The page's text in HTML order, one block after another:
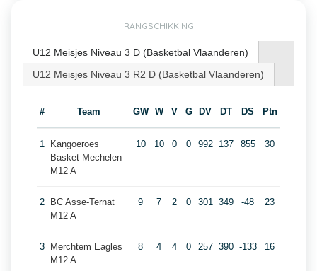
RANGSCHIKKING
U12 Meisjes Niveau 3 D (Basketbal Vlaanderen)
U12 Meisjes Niveau 3 R2 D (Basketbal Vlaanderen)
# Team GW W V G DV DT DS Ptn
1
Kangoeroes
Basket Mechelen
M12 A
10 10 0 0 992 137 855 30
2
BC Asse-Ternat
M12 A
9 7 2 0 301 349 -48 23
3
Merchtem Eagles
M12 A
8 4 4 0 257 390 -133 16